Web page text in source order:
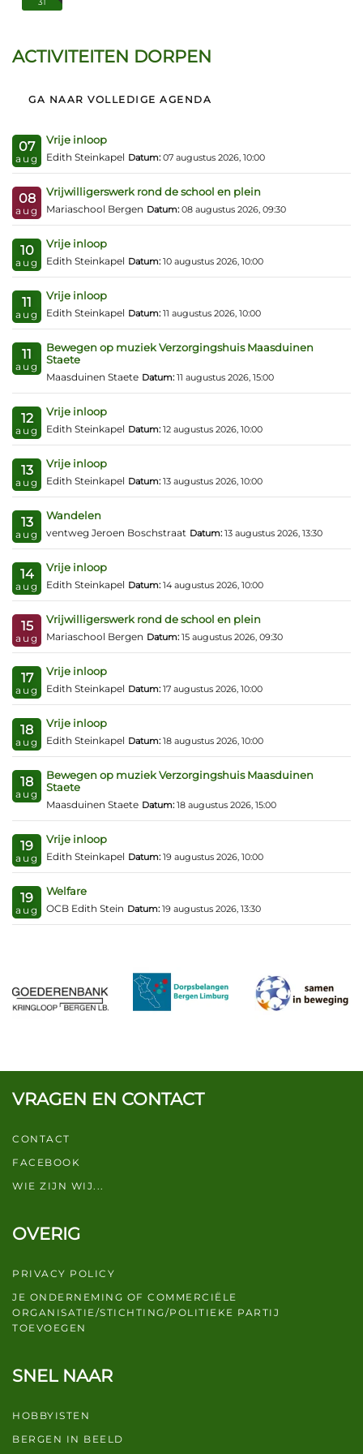
31
ACTIVITEITEN DORPEN
GA NAAR VOLLEDIGE AGENDA
07
aug
Vrije inloop
Edith Steinkapel Datum: 07 augustus 2026, 10:00
08
aug
Vrijwilligerswerk rond de school en plein
Mariaschool Bergen Datum: 08 augustus 2026, 09:30
10
aug
Vrije inloop
Edith Steinkapel Datum: 10 augustus 2026, 10:00
11
aug
Vrije inloop
Edith Steinkapel Datum: 11 augustus 2026, 10:00
11
aug
Bewegen op muziek Verzorgingshuis Maasduinen
Staete
Maasduinen Staete Datum: 11 augustus 2026, 15:00
12
aug
Vrije inloop
Edith Steinkapel Datum: 12 augustus 2026, 10:00
13
aug
Vrije inloop
Edith Steinkapel Datum: 13 augustus 2026, 10:00
13
aug
Wandelen
ventweg Jeroen Boschstraat Datum: 13 augustus 2026, 13:30
14
aug
Vrije inloop
Edith Steinkapel Datum: 14 augustus 2026, 10:00
15
aug
Vrijwilligerswerk rond de school en plein
Mariaschool Bergen Datum: 15 augustus 2026, 09:30
17
aug
Vrije inloop
Edith Steinkapel Datum: 17 augustus 2026, 10:00
18
aug
Vrije inloop
Edith Steinkapel Datum: 18 augustus 2026, 10:00
18
aug
Bewegen op muziek Verzorgingshuis Maasduinen
Staete
Maasduinen Staete Datum: 18 augustus 2026, 15:00
19
aug
Vrije inloop
Edith Steinkapel Datum: 19 augustus 2026, 10:00
19
aug
Welfare
OCB Edith Stein Datum: 19 augustus 2026, 13:30
VRAGEN EN CONTACT
CONTACT
FACEBOOK
WIE ZIJN WIJ...
OVERIG
PRIVACY POLICY
JE ONDERNEMING OF COMMERCIËLE
ORGANISATIE/STICHTING/POLITIEKE PARTIJ
TOEVOEGEN
SNEL NAAR
HOBBYISTEN
BERGEN IN BEELD